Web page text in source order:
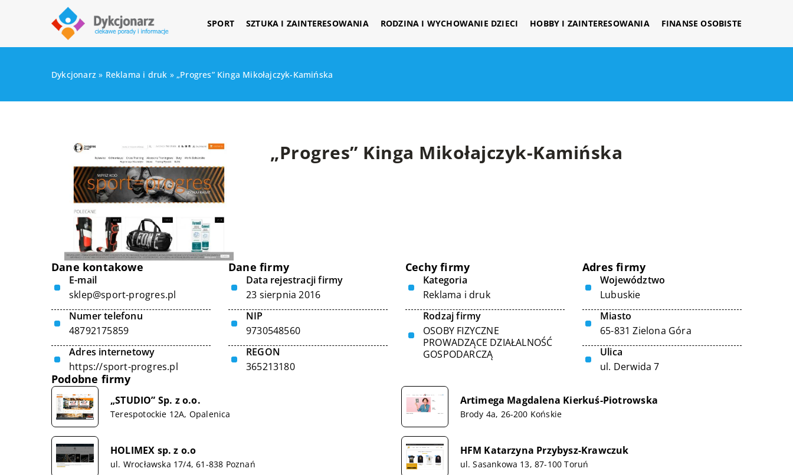
SPORT SZTUKA I ZAINTERESOWANIA RODZINA I WYCHOWANIE DZIECI HOBBY I ZAINTERESOWANIA FINANSE OSOBISTE
Dykcjonarz » Reklama i druk »„Progres” Kinga Mikołajczyk-Kamińska
„Progres” Kinga Mikołajczyk-Kamińska
Dane kontakowe
E-mail
sklep@sport-progres.pl
Numer telefonu
48792175859
Adres internetowy
https://sport-progres.pl
Dane firmy
Data rejestracji firmy
23 sierpnia 2016
NIP
9730548560
REGON
365213180
Cechy firmy
Kategoria
Reklama i druk
Rodzaj firmy
OSOBY FIZYCZNE
PROWADZĄCE DZIAŁALNOŚĆ
GOSPODARCZĄ
Adres firmy
Województwo
Lubuskie
Miasto
65-831 Zielona Góra
Ulica
ul. Derwida 7
Podobne firmy
„STUDIO” Sp. z o.o.
Terespotockie 12A, Opalenica
Artimega Magdalena Kierkuś-Piotrowska
Brody 4a, 26-200 Końskie
HOLIMEX sp. z o.o
ul. Wrocławska 17/4, 61-838 Poznań
HFM Katarzyna Przybysz-Krawczuk
ul. Sasankowa 13, 87-100 Toruń